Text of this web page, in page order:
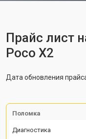
Прайс лист
Poco X2
Дата обновления
Поломка
Диагностика